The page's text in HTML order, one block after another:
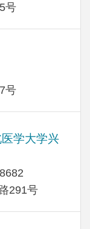
号
号
学大学兴
291号